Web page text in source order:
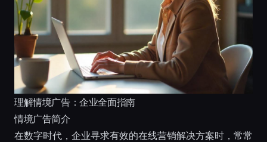
理解情境广告：企业全面指南
情境广告简介
在数字时代，企业寻求有效的在线营销解决方案时，常常